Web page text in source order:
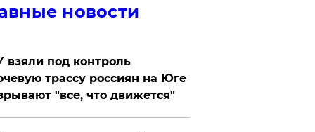
новости
взяли под контроль
трассу россиян на Юге
"все, что движется"